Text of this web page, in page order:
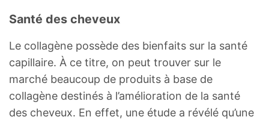
Santé des cheveux
Le collagène possède des bienfaits sur la santé
capillaire. À ce titre, on peut trouver sur le
marché beaucoup de produits à base de
collagène destinés à l’amélioration de la santé
des cheveux. En effet, une étude a révélé qu’une